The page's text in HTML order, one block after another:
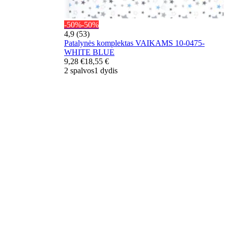
-50%-50%
4,9 (53)
Patalynės komplektas VAIKAMS 10-0475-
WHITE BLUE
9,28 €18,55 €
2 spalvos1 dydis